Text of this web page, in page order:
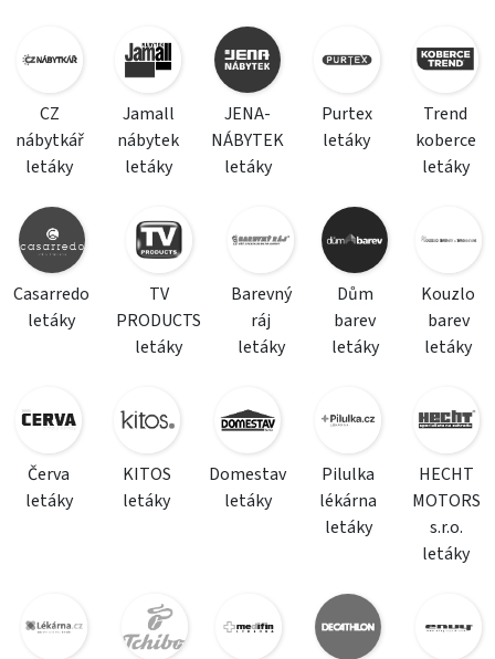
CZ
nábytkář
letáky
Jamall
nábytek
letáky
JENA-
NÁBYTEK
letáky
Purtex
letáky
Trend
koberce
letáky
Casarredo
letáky
TV
PRODUCTS
letáky
Barevný
ráj
letáky
Dům
barev
letáky
Kouzlo
barev
letáky
Červa
letáky
KITOS
letáky
Domestav
letáky
Pilulka
lékárna
letáky
HECHT
MOTORS
s.r.o.
letáky